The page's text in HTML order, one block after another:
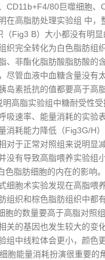
CD11b+F4/80巨噬细胞、
在高脂肪处理实验组 中，
（Fig3 B）大小都没有明
织完全转化为白色脂肪组
、非酯化脂肪酸脂肪酸的
尽管血液中血糖含量没有
岛素抵抗的值都要高于高
明高脂实验组中糖耐受性
吸速率、能量消耗的实验
消耗能力降低（Fig3G/H
对于正常对照组来说明显
没有导致高脂喂养实验组
脂肪细胞的内在的影响。
细胞术实验发现在高脂喂
组织和棕色脂肪组织中都
胞的数量要高于高脂对照
关的基因也发生较大的变
组中线粒体会更小，颜色
胞能量消耗扮演很重要的